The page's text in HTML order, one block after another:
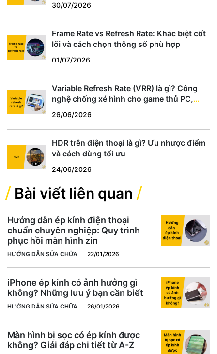
30/07/2026
Frame Rate vs Refresh Rate: Khác biệt cốt
lõi và cách chọn thông số phù hợp
01/07/2026
Variable Refresh Rate (VRR) là gì? Công
nghệ chống xé hình cho game thủ PC,
26/06/2026
HDR trên điện thoại là gì? Ưu nhược điểm
và cách dùng tối ưu
24/06/2026
Bài viết liên quan
Hướng dẫn ép kính điện thoại
chuẩn chuyên nghiệp: Quy trình
phục hồi màn hình zin
HƯỚNG DẪN SỬA CHỮA 22/01/2026
iPhone ép kính có ảnh hưởng gì
không? Những lưu ý bạn cần biết
HƯỚNG DẪN SỬA CHỮA 26/01/2026
Màn hình bị sọc có ép kính được
không? Giải đáp chi tiết từ A-Z